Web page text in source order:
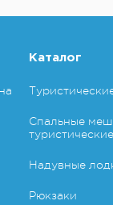
Каталог
Спальные
Надувные
Рюкзаки